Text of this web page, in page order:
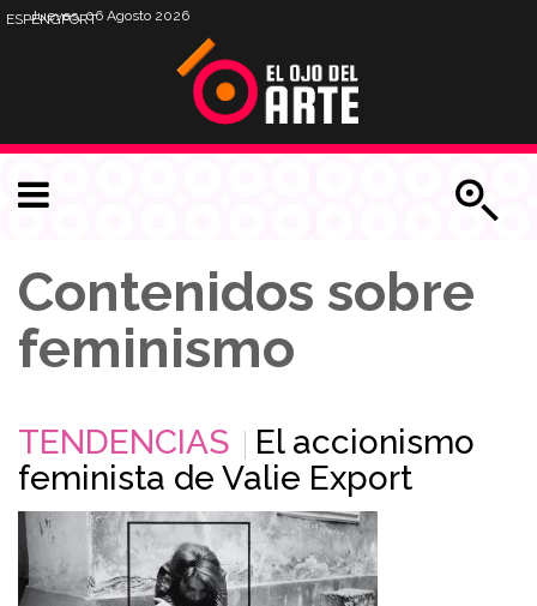
Jueves, 06 Agosto 2026
ESPENGPORT
Contenidos sobre
feminismo
TENDENCIAS
El accionismo
feminista de Valie Export